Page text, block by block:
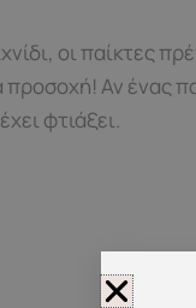
οι παίκτες
Αν ένας
φτιάξει.